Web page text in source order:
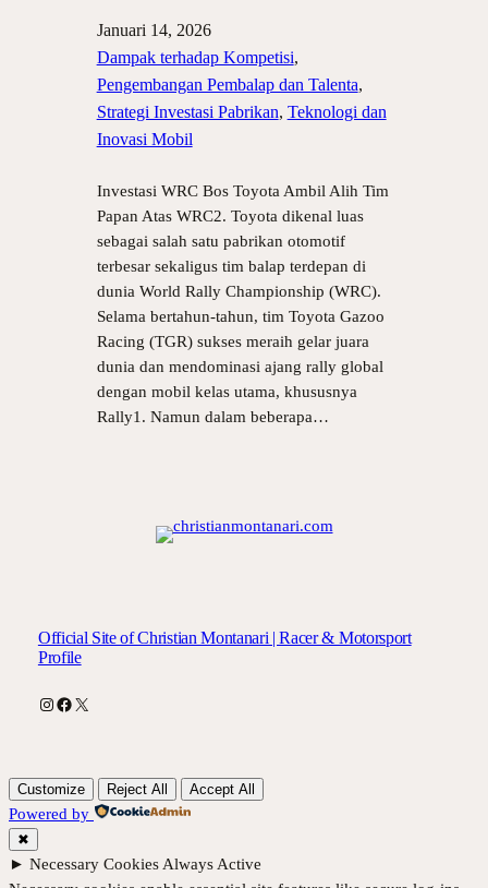
Januari 14, 2026
Dampak terhadap Kompetisi
Pengembangan Pembalap dan Talenta
Strategi Investasi Pabrikan, Teknologi dan
Inovasi Mobil
Investasi WRC Bos Toyota Ambil Alih Tim
Papan Atas WRC2. Toyota dikenal luas
sebagai salah satu pabrikan otomotif
terbesar sekaligus tim balap terdepan di
dunia World Rally Championship (WRC).
Selama bertahun‑tahun, tim Toyota Gazoo
Racing (TGR) sukses meraih gelar juara
dunia dan mendominasi ajang rally global
dengan mobil kelas utama, khususnya
Rally1. Namun dalam beberapa…
Official Site of Christian Montanari | Racer & Motorsport
Profile
Instagram
Facebook
X
Customize Reject All Accept All
Powered by
✖
► Necessary Cookies Always Active